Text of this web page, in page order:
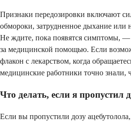
Признаки передозировки включают
обмороки, затрудненное дыхание или
Не ждите, пока появятся симптомы, —
за медицинской помощью. Если
флакон с лекарством, когда
медицинские работники точно знали,
Что делать, если я пропустил
Если вы пропустили дозу